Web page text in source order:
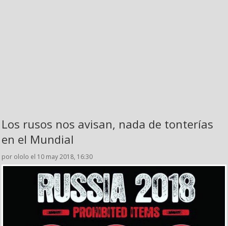
Los rusos nos avisan, nada de tonterías
en el Mundial
por ololo el 10 may 2018, 16:30